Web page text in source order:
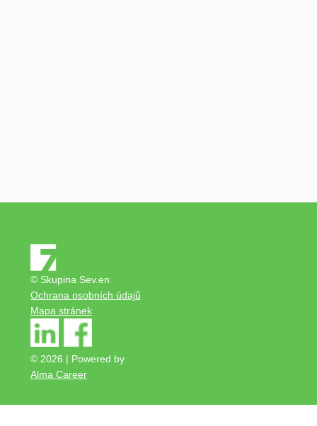
© Skupina Sev.en
Ochrana osobních údajů
Mapa stránek
© 2026 | Powered by
Alma Career